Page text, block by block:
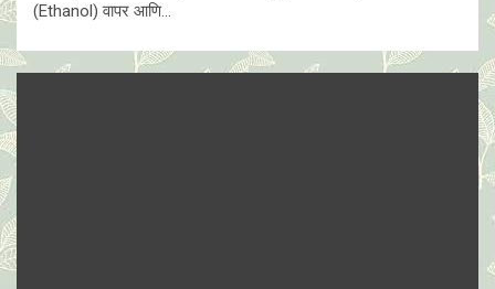
(Ethanol) वापर आणि...